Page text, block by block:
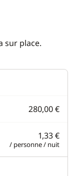
sur place.
280,00 €
1,33 €
/ personne / nuit